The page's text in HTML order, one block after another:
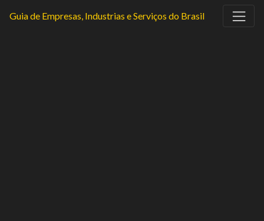
Guia de Empresas, Industrias e Serviços do Brasil